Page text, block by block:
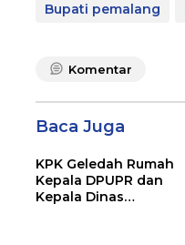
Bupati pemalang
Komentar
Baca Juga
KPK Geledah Rumah
Kepala DPUPR dan
Kepala Dinas